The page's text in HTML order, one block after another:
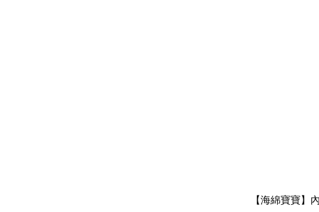
【海綿寶寶】